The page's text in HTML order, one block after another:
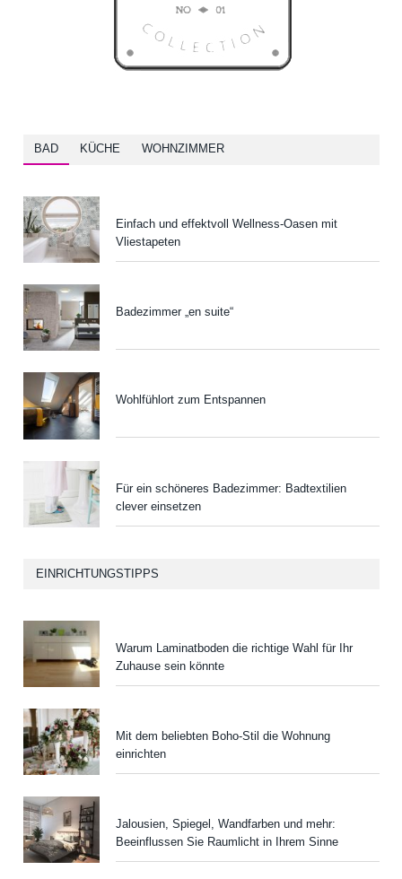
BAD KÜCHE WOHNZIMMER
Einfach und effektvoll Wellness-Oasen mit
Vliestapeten
Badezimmer „en suite“
Wohlfühlort zum Entspannen
Für ein schöneres Badezimmer: Badtextilien
clever einsetzen
EINRICHTUNGSTIPPS
Warum Laminatboden die richtige Wahl für Ihr
Zuhause sein könnte
Mit dem beliebten Boho-Stil die Wohnung
einrichten
Jalousien, Spiegel, Wandfarben und mehr:
Beeinflussen Sie Raumlicht in Ihrem Sinne